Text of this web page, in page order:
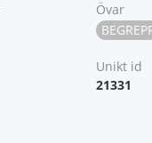
Övar
Unikt id
21331